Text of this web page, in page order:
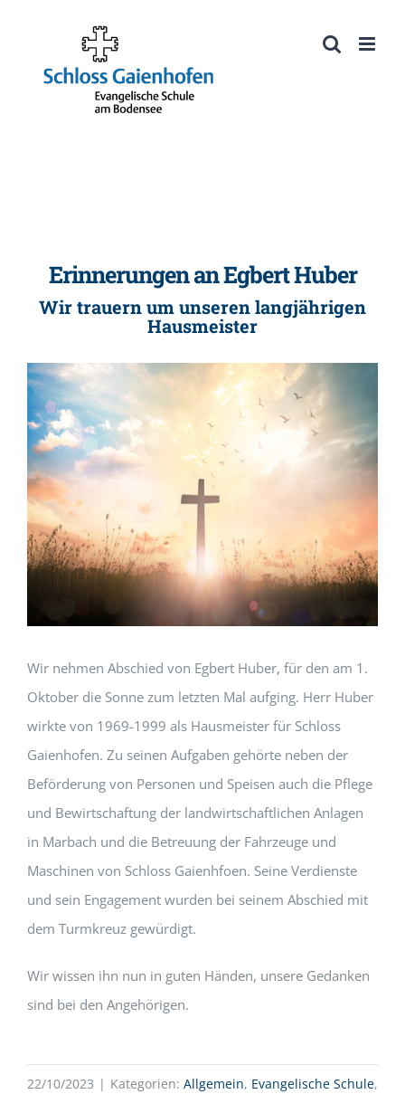
Werkzeugleiste öffnen
springen
Erinnerungen an Egbert Huber
Wir trauern um unseren langjährigen
Hausmeister
Wir nehmen Abschied von Egbert Huber, für den am 1.
Oktober die Sonne zum letzten Mal aufging. Herr Huber
wirkte von 1969-1999 als Hausmeister für Schloss
Gaienhofen. Zu seinen Aufgaben gehörte neben der
Beförderung von Personen und Speisen auch die Pflege
und Bewirtschaftung der landwirtschaftlichen Anlagen
in Marbach und die Betreuung der Fahrzeuge und
Maschinen von Schloss Gaienhfoen. Seine Verdienste
und sein Engagement wurden bei seinem Abschied mit
dem Turmkreuz gewürdigt.
Wir wissen ihn nun in guten Händen, unsere Gedanken
sind bei den Angehörigen.
22/10/2023 | Kategorien: Allgemein, Evangelische Schule,